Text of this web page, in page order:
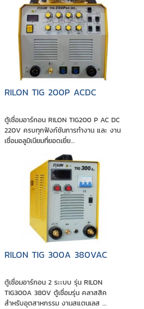
RILON TIG 200P ACDC
ตู้เชื่อมอาร์กอน RILON TIG200 P AC DC
220V ครบทุกฟังก์ชันการทำงาน และ งาน
เชื่อมอลูมิเนียมที่ยอดเยี่ย...
RILON TIG 300A 380VAC
ตู้เชื่อมอาร์กอน 2 ระะบบ รุ่น RILON
TIG300A 380V ตู้เชื่อมรุ่น คลาสสิค
สำหรับอุตสาหกรรม งานสแตนเลส ...